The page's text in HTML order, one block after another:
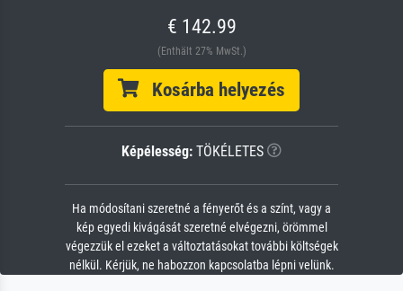
€ 142.99
(Enthält 27% MwSt.)
Kosárba helyezés
Képélesség: TÖKÉLETES
Ha módosítani szeretné a fényerőt és a színt, vagy a
kép egyedi kivágását szeretné elvégezni, örömmel
végezzük el ezeket a változtatásokat további költségek
nélkül. Kérjük, ne habozzon kapcsolatba lépni velünk.